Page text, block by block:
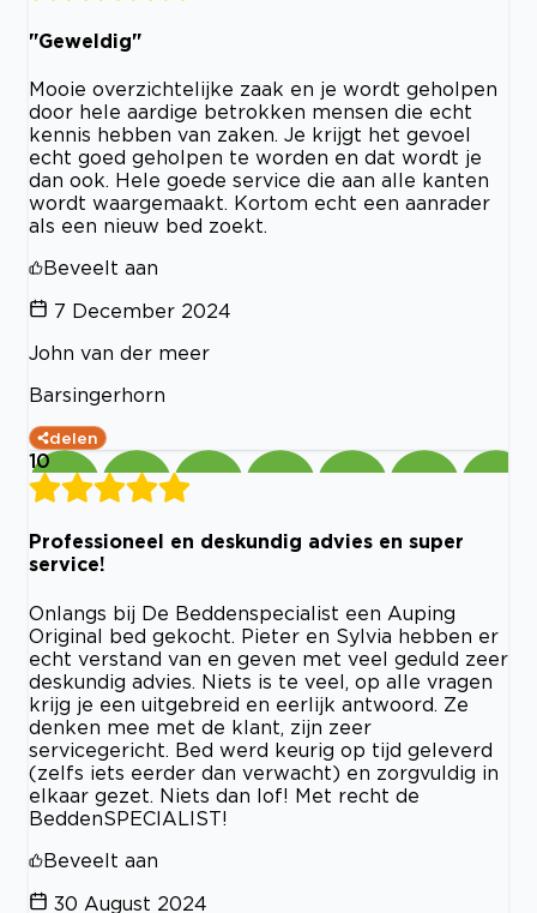
"Geweldig"
Mooie overzichtelijke zaak en je wordt geholpen
door hele aardige betrokken mensen die echt
kennis hebben van zaken. Je krijgt het gevoel
echt goed geholpen te worden en dat wordt je
dan ook. Hele goede service die aan alle kanten
wordt waargemaakt. Kortom echt een aanrader
als een nieuw bed zoekt.
Beveelt aan
7 December 2024
John van der meer
Barsingerhorn
delen
10
Professioneel en deskundig advies en super
service!
Onlangs bij De Beddenspecialist een Auping
Original bed gekocht. Pieter en Sylvia hebben er
echt verstand van en geven met veel geduld zeer
deskundig advies. Niets is te veel, op alle vragen
krijg je een uitgebreid en eerlijk antwoord. Ze
denken mee met de klant, zijn zeer
servicegericht. Bed werd keurig op tijd geleverd
(zelfs iets eerder dan verwacht) en zorgvuldig in
elkaar gezet. Niets dan lof! Met recht de
BeddenSPECIALIST!
Beveelt aan
30 August 2024